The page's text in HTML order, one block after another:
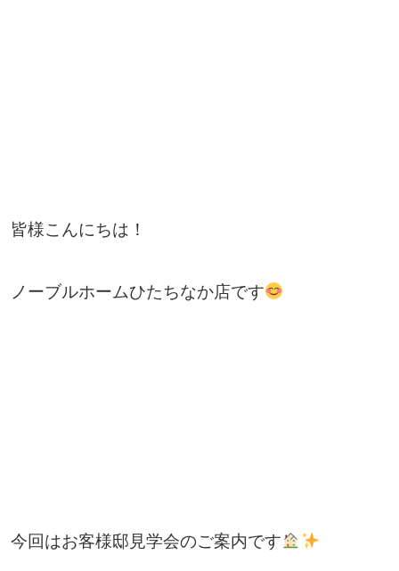
皆様こんにちは！
ノーブルホームひたちなか店です
今回はお客様邸見学会のご案内です